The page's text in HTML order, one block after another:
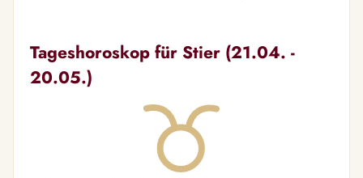
Tageshoroskop für Stier (21.04. -
20.05.)